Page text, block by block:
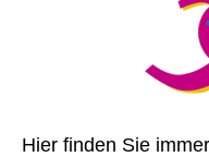
Hier finden Sie